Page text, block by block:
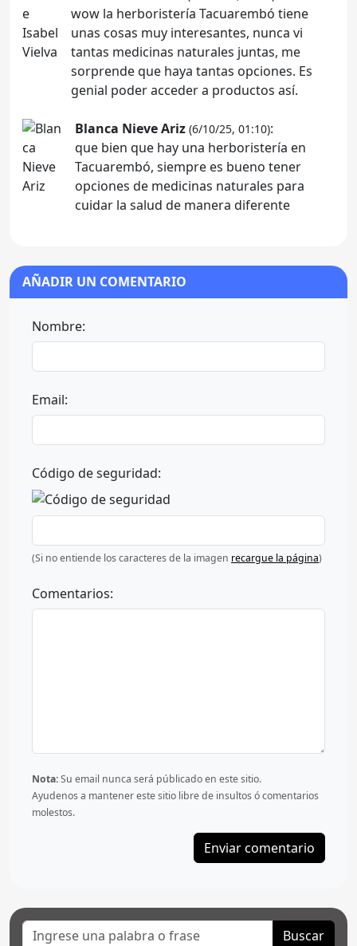
wow la herboristería Tacuarembó tiene
unas cosas muy interesantes, nunca vi
tantas medicinas naturales juntas, me
sorprende que haya tantas opciones. Es
genial poder acceder a productos así.
Blanca Nieve Ariz (6/10/25, 01:10):
que bien que hay una herboristería en
Tacuarembó, siempre es bueno tener
opciones de medicinas naturales para
cuidar la salud de manera diferente
AÑADIR UN COMENTARIO
Nombre:
Email:
Código de seguridad:
(Si no entiende los caracteres de la imagen recargue la página)
Comentarios:
Nota:Su email nunca será públicado en este sitio.
Ayudenos a mantener este sitio libre de insultos ó comentarios
molestos.
Buscar